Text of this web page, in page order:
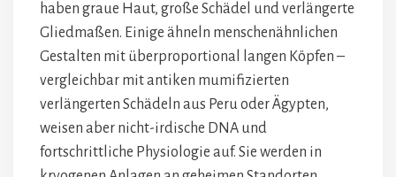
haben graue Haut, große Schädel und verlängerte
Gliedmaßen. Einige ähneln menschenähnlichen
Gestalten mit überproportional langen Köpfen –
vergleichbar mit antiken mumifizierten
verlängerten Schädeln aus Peru oder Ägypten,
weisen aber nicht-irdische DNA und
fortschrittliche Physiologie auf. Sie werden in